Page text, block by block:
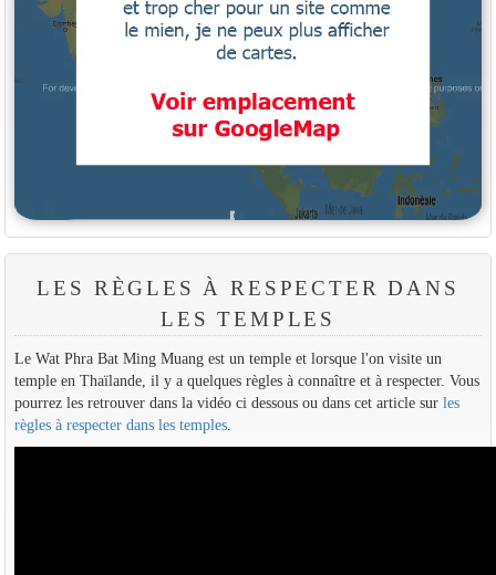
LES RÈGLES À RESPECTER DANS
LES TEMPLES
Le Wat Phra Bat Ming Muang est un temple et lorsque l'on visite un
temple en Thaïlande, il y a quelques règles à connaître et à respecter. Vous
pourrez les retrouver dans la vidéo ci dessous ou dans cet article sur les
règles à respecter dans les temples.